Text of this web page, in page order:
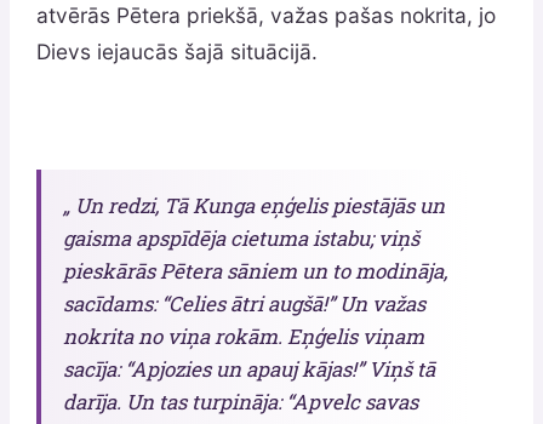
atvērās Pētera priekšā, važas pašas nokrita, jo
Dievs iejaucās šajā situācijā.
„ Un redzi, Tā Kunga eņģelis piestājās un
gaisma apspīdēja cietuma istabu; viņš
pieskārās Pētera sāniem un to modināja,
sacīdams: “Celies ātri augšā!” Un važas
nokrita no viņa rokām. Eņģelis viņam
sacīja: “Apjozies un apauj kājas!” Viņš tā
darīja. Un tas turpināja: “Apvelc savas